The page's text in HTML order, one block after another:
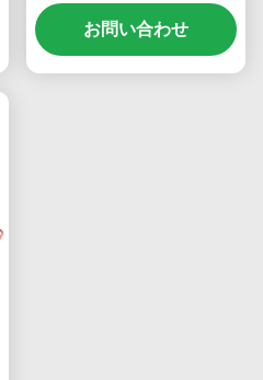
めの4段階充電
お問い合わせ